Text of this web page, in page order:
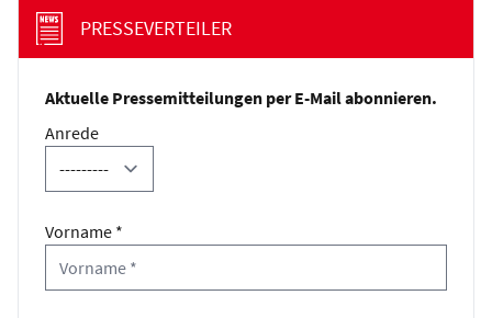
PRESSEVERTEILER
Aktuelle Pressemitteilungen per E-Mail abonnieren.
Anrede
Vorname *